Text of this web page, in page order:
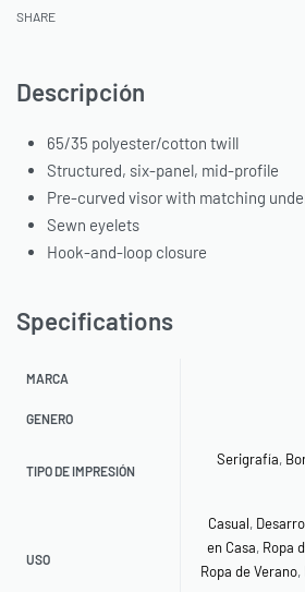
SHARE
Descripción
65/35 polyester/cotton twill
Structured, six-panel, mid-profile
Pre-curved visor with matching
Sewn eyelets
Hook-and-loop closure
Specifications
MARCA
GENERO
TIPO DE IMPRESIÓN
Serigrafía,
USO
Casual,
en Casa, Ropa
Ropa de Verano,